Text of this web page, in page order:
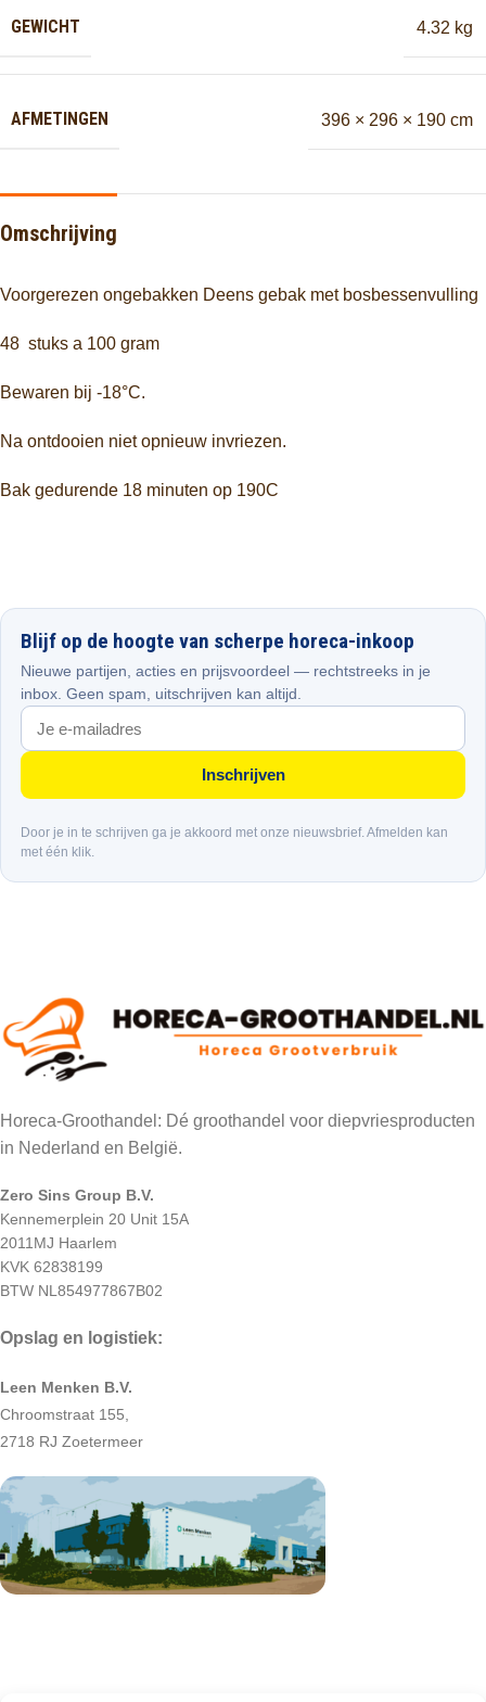
GEWICHT 4.32 kg
AFMETINGEN 396 × 296 × 190 cm
Omschrijving
Voorgerezen ongebakken Deens gebak met bosbessenvulling
48 stuks a 100 gram
Bewaren bij -18°C.
Na ontdooien niet opnieuw invriezen.
Bak gedurende 18 minuten op 190C
Blijf op de hoogte van scherpe horeca-inkoop
Nieuwe partijen, acties en prijsvoordeel — rechtstreeks in je
inbox. Geen spam, uitschrijven kan altijd.
Inschrijven
Door je in te schrijven ga je akkoord met onze nieuwsbrief. Afmelden kan
met één klik.
Horeca-Groothandel: Dé groothandel voor diepvriesproducten
in Nederland en België.
Zero Sins Group B.V.
Kennemerplein 20 Unit 15A
2011MJ Haarlem
KVK 62838199
BTW NL854977867B02
Opslag en logistiek:
Leen Menken B.V.
Chroomstraat 155,
2718 RJ Zoetermeer